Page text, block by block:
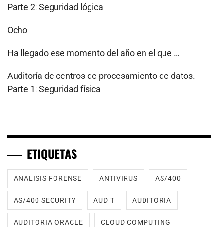
Parte 2: Seguridad lógica
Ocho
Ha llegado ese momento del año en el que …
Auditoría de centros de procesamiento de datos.
Parte 1: Seguridad física
ETIQUETAS
ANALISIS FORENSE ANTIVIRUS AS/400
AS/400 SECURITY AUDIT AUDITORIA
AUDITORIA ORACLE CLOUD COMPUTING